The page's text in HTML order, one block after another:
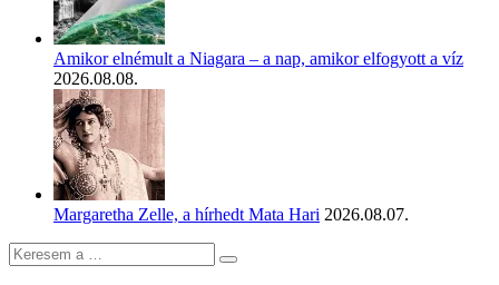
Amikor elnémult a Niagara – a nap, amikor elfogyott a víz
2026.08.08.
Margaretha Zelle, a hírhedt Mata Hari 2026.08.07.